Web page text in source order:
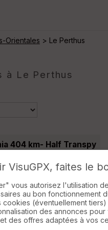
Orientales > Le Perthus
à Le Perthus
404 km- Half Transpy
385 km
TransOccitania 383 km
réels Départ au Perthus
Cp1- Ecogite de la
CP4- Mariales CP5-
les Vals (Drop Bag )
VisuGPX, faites le
vous autorisez l'utilisation
au bon fonctionnement
(éventuellement
des annonces pour
des offres adaptées à vos